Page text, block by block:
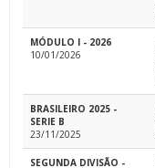
MÓDULO I - 2026
10/01/2026
BRASILEIRO 2025 -
SERIE B
23/11/2025
SEGUNDA DIVISÃO -